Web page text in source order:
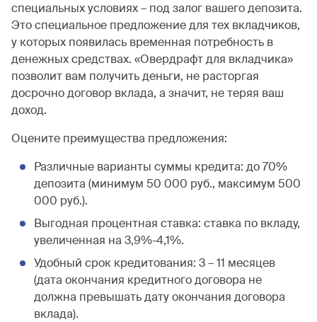
специальных условиях – под залог вашего депозита.
Это специальное предложение для тех вкладчиков,
у которых появилась временная потребность в
денежных средствах. «Овердрафт для вкладчика»
позволит вам получить деньги, не расторгая
досрочно договор вклада, а значит, не теряя ваш
доход.
Оцените преимущества предложения:
Различные варианты суммы кредита: до 70%
депозита (минимум 50 000 руб., максимум 500
000 руб.).
Выгодная процентная ставка: ставка по вкладу,
увеличенная на 3,9%-4,1%.
Удобный срок кредитования: 3 – 11 месяцев
(дата окончания кредитного договора не
должна превышать дату окончания договора
вклада).